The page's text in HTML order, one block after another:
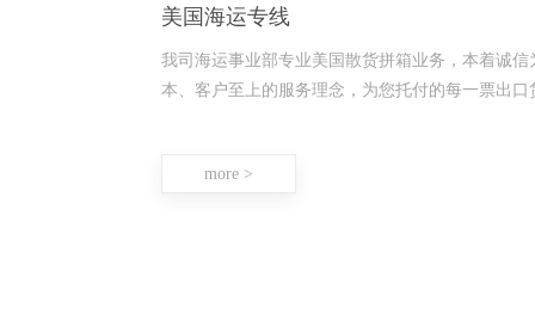
美国海运专线
我司海运事业部专业美国散货拼箱业务，本着诚信
本、客户至上的服务理念，为您托付的每一票出口
more >